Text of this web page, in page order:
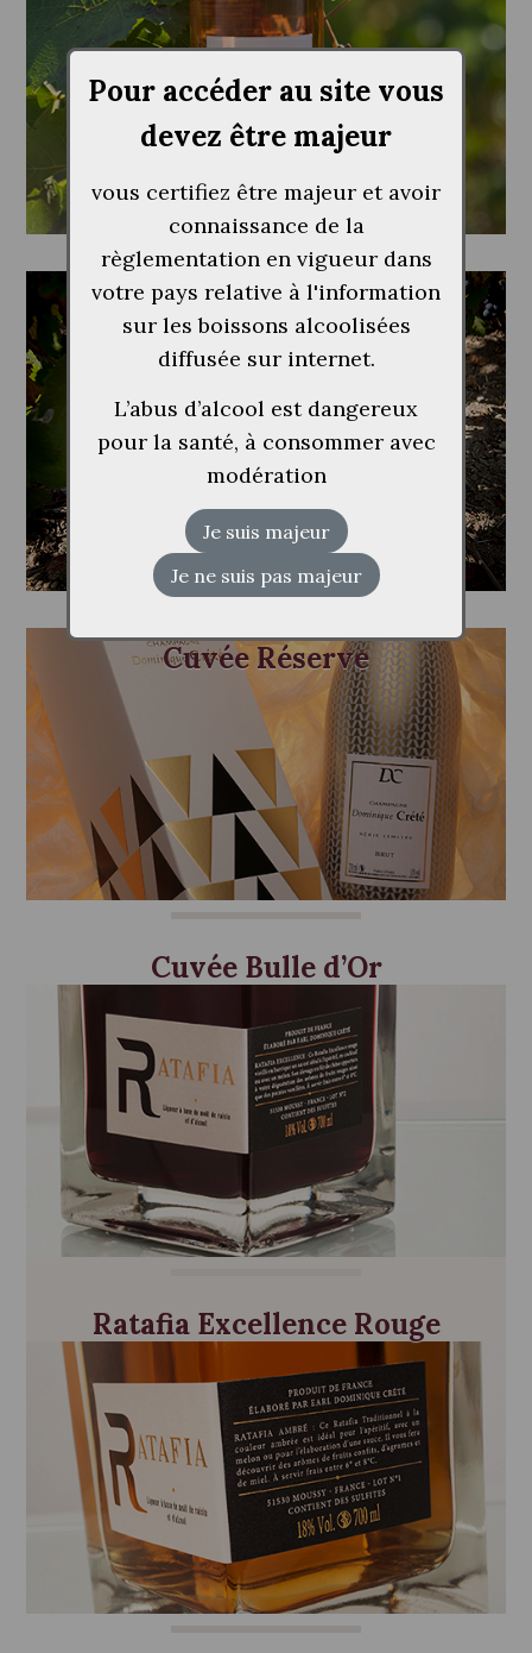
Cuvée Rosé
Cuvée Réserve
Cuvée Bulle d’Or
Ratafia Excellence Rouge
Pour accéder au site vous
devez être majeur
vous certifiez être majeur et avoir
connaissance de la
règlementation en vigueur dans
votre pays relative à l'information
sur les boissons alcoolisées
diffusée sur internet.
L’abus d’alcool est dangereux
pour la santé, à consommer avec
modération